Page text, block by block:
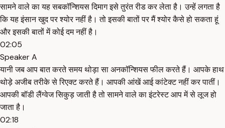
सामने वाले का यह सबकॉन्शियस दिमाग इसे तुरंत रीड कर लेता है। उन्हें लगता है
कि यह इंसान खुद पर श्योर नहीं है। तो इसकी बातों पर मैं श्योर कैसे हो सकता हूं
और इसकी बातों में कोई दम नहीं है।
02:05
Speaker A
यानी जब आप बात करते समय थोड़ा सा अनकॉन्शियस फील करते हैं। आपके हाथ
थोड़े अजीब तरीके से रिएक्ट करते हैं। आपकी आंखें आई कांटेक्ट नहीं कर पातीं।
आपकी बॉडी लैंग्वेज सिकुड़ जाती है तो सामने वाले का इंटरेस्ट आप में से लूज हो
जाता है।
02:18